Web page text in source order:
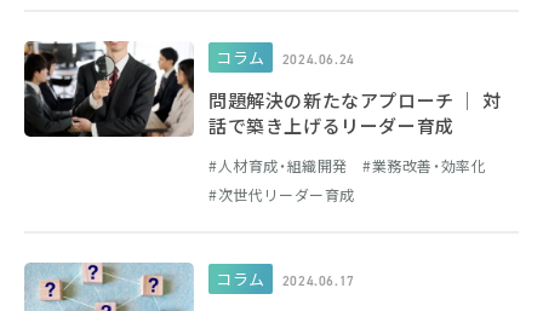
コラム 2024.06.24
問題解決の新たなアプローチ │ 対
話で築き上げるリーダー育成
人材育成・組織開発
業務改善・効率化
次世代リーダー育成
コラム 2024.06.17